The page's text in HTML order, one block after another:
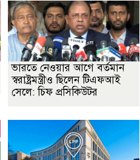
ভারতে নেওয়ার আগে বর্তমান
স্বরাষ্ট্রমন্ত্রীও ছিলেন টিএফআই
সেলে: চিফ প্রসিকিউটর